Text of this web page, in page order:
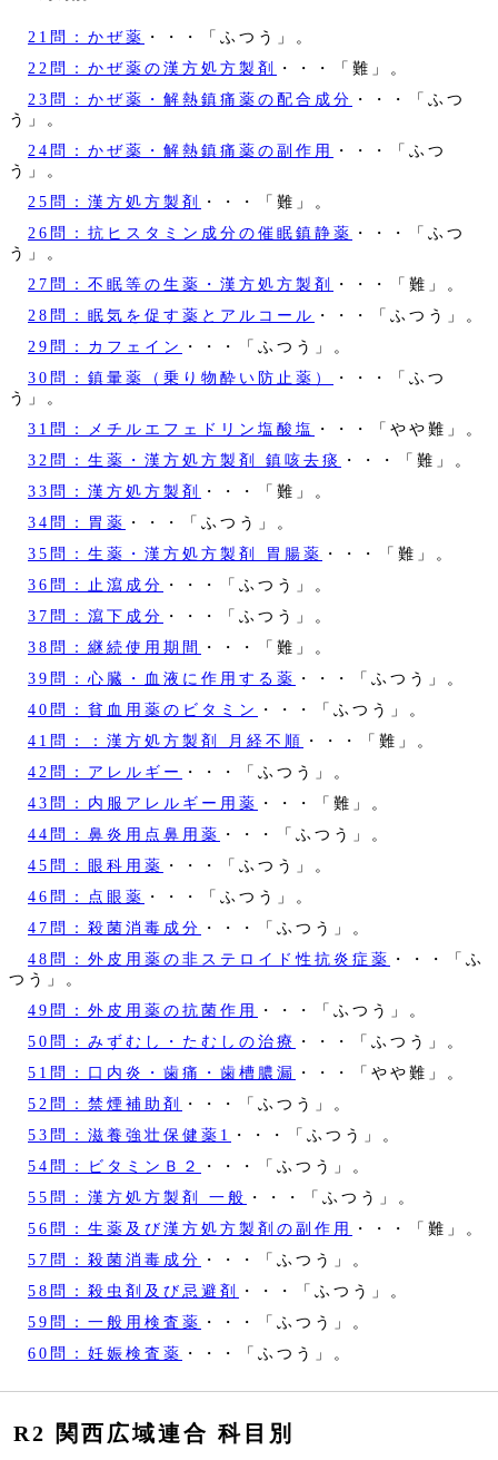
21問：かぜ薬 ・・・「ふつう」。
22問：かぜ薬の漢方処方製剤
・・・「難」。
23問：かぜ薬・解熱鎮痛薬の配合成分 ・・・「ふつ
う」。
24問：かぜ薬・解熱鎮痛薬の副作用
・・・「ふつ
う」。
25問：漢方処方製剤
・・・「難」。
26問：抗ヒスタミン成分の催眠鎮静薬 ・・・「ふつ
う」。
27問：不眠等の生薬・漢方処方製剤
・・・「難」。
28問：眠気を促す薬とアルコール ・・・「ふつう」。
29問：カフェイン
・・・「ふつう」。
30問：鎮暈薬（乗り物酔い防止薬）
・・・「ふつ
う」。
31問：メチルエフェドリン塩酸塩
・・・「やや難」。
32問：生薬・漢方処方製剤 鎮咳去痰
・・・「難」。
33問：漢方処方製剤
・・・「難」。
34問：胃薬 ・・・「ふつう」。
35問：生薬・漢方処方製剤 胃腸薬 ・・・「難」。
36問：止瀉成分 ・・・「ふつう」。
37問：瀉下成分 ・・・「ふつう」。
38問：継続使用期間
・・・「難」。
39問：心臓・血液に作用する薬 ・・・「ふつう」。
40問：貧血用薬のビタミン
・・・「ふつう」。
41問：：漢方処方製剤 月経不順 ・・・「難」。
42問：アレルギー
・・・「ふつう」。
43問：内服アレルギー用薬 ・・・「難」。
44問：鼻炎用点鼻用薬 ・・・「ふつう」。
45問：眼科用薬 ・・・「ふつう」。
46問：点眼薬 ・・・「ふつう」。
47問：殺菌消毒成分 ・・・「ふつう」。
48問：外皮用薬の非ステロイド性抗炎症薬 ・・・「ふ
つう」。
49問：外皮用薬の抗菌作用
・・・「ふつう」。
50問：みずむし・たむしの治療
・・・「ふつう」。
51問：口内炎・歯痛・歯槽膿漏 ・・・「やや難」。
52問：禁煙補助剤
・・・「ふつう」。
53問：滋養強壮保健薬1
・・・「ふつう」。
54問：ビタミンＢ２
・・・「ふつう」。
55問：漢方処方製剤 一般 ・・・「ふつう」。
56問：生薬及び漢方処方製剤の副作用
・・・「難」。
57問：殺菌消毒成分 ・・・「ふつう」。
58問：殺虫剤及び忌避剤
・・・「ふつう」。
59問：一般用検査薬 ・・・「ふつう」。
60問：妊娠検査薬 ・・・「ふつう」。
R2 関西広域連合 科目別